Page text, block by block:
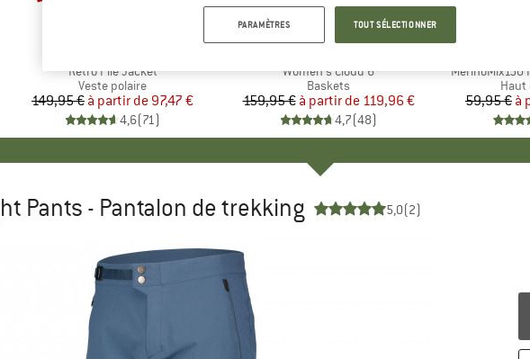
Article
Retro Pile Jacket
Product group
Veste polaire
Prix
149,95 € Prix réduit
à partir de 97,47 €
4,6(71)
+9
Article
Women's Cloud 6
Product group
Baskets
Prix
159,95 € Prix réduit
à partir de 119,96 €
4,7(48)
Article
MerinoMix150
Haut
59,95 € à
Pants - Pantalon de trekking 5,0(2)
PARAMÈTRES TOUT SÉLECTIONNER